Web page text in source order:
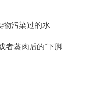
者蒸肉后的“下脚